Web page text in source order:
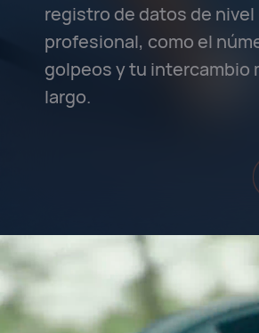
registro de datos de nivel
profesional, como el
golpeos y tu intercambio
largo.